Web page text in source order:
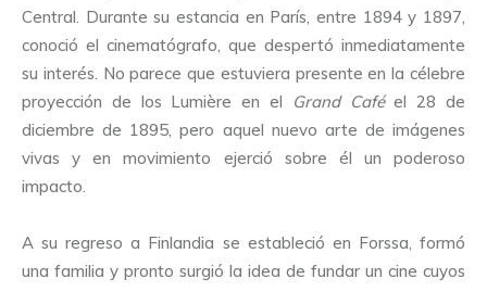
Central. Durante su estancia en París, entre 1894 y 1897,
conoció el cinematógrafo, que despertó inmediatamente
su interés. No parece que estuviera presente en la célebre
proyección de los Lumière en el
Grand Caféel 28 de
diciembre de 1895, pero aquel nuevo arte de imágenes
vivas y en movimiento ejerció sobre él un poderoso
impacto.
A su regreso a Finlandia se estableció en Forssa, formó
una familia y pronto surgió la idea de fundar un cine cuyos